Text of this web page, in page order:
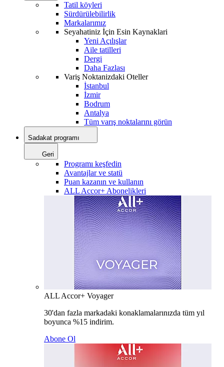
Tatil köyleri
Sürdürülebilirlik
Markalarımız
Seyahatiniz İçin Esin Kaynaklari
Yeni Açılışlar
Aile tatilleri
Dergi
Daha Fazlası
Variş Noktanizdaki Oteller
İstanbul
İzmir
Bodrum
Antalya
Tüm varış noktalarını görün
Sadakat programı
Geri
Programı keşfedin
Avantajlar ve statü
Puan kazanın ve kullanın
ALL Accor+ Abonelikleri
ALL Accor+ Voyager
30'dan fazla markadaki konaklamalarınızda tüm yıl
boyunca %15 indirim.
Abone Ol